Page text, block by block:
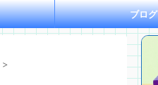
ブログ
>